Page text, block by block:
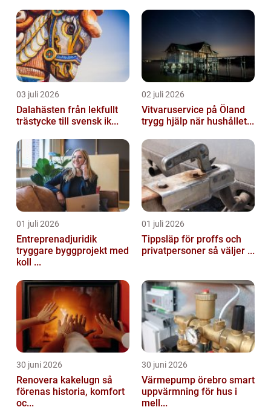
03 juli 2026
Dalahästen från lekfullt
trästycke till svensk ik...
02 juli 2026
Vitvaruservice på Öland
trygg hjälp när hushållet...
01 juli 2026
Entreprenadjuridik
tryggare byggprojekt med
koll ...
01 juli 2026
Tippsläp för proffs och
privatpersoner så väljer ...
30 juni 2026
Renovera kakelugn så
förenas historia, komfort
oc...
30 juni 2026
Värmepump örebro smart
uppvärmning för hus i
mell...